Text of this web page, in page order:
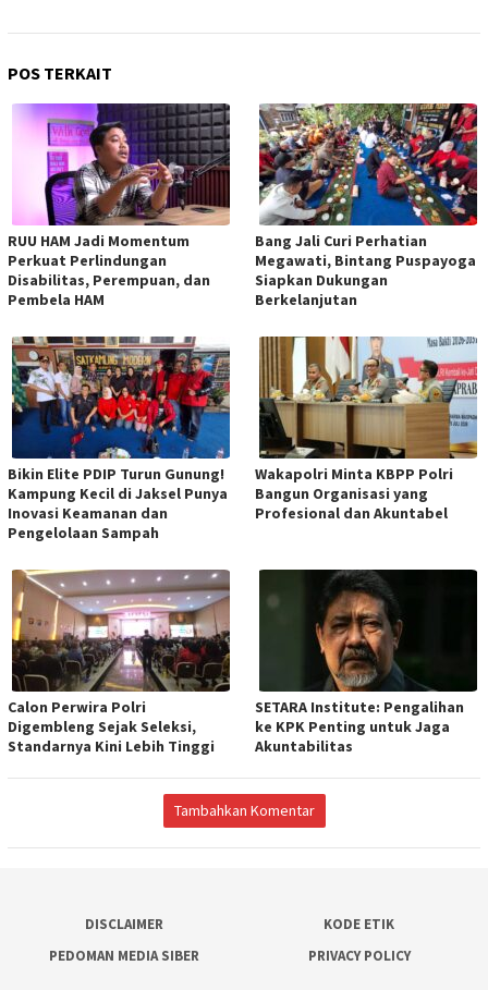
POS TERKAIT
RUU HAM Jadi Momentum
Perkuat Perlindungan
Disabilitas, Perempuan, dan
Pembela HAM
Bang Jali Curi Perhatian
Megawati, Bintang Puspayoga
Siapkan Dukungan
Berkelanjutan
Bikin Elite PDIP Turun Gunung!
Kampung Kecil di Jaksel Punya
Inovasi Keamanan dan
Pengelolaan Sampah
Wakapolri Minta KBPP Polri
Bangun Organisasi yang
Profesional dan Akuntabel
Calon Perwira Polri
Digembleng Sejak Seleksi,
Standarnya Kini Lebih Tinggi
SETARA Institute: Pengalihan
ke KPK Penting untuk Jaga
Akuntabilitas
Tambahkan Komentar
DISCLAIMER
KODE ETIK
PEDOMAN MEDIA SIBER
PRIVACY POLICY